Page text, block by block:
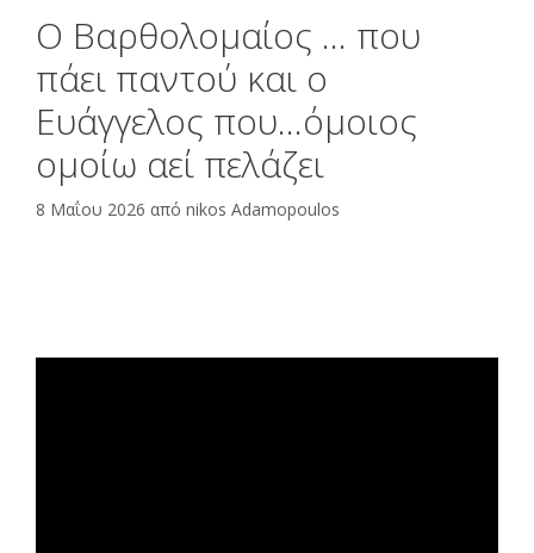
Ο Βαρθολομαίος … που
πάει παντού και ο
Ευάγγελος που…όμοιος
ομοίω αεί πελάζει
8 Μαΐου 2026 από nikos Adamopoulos